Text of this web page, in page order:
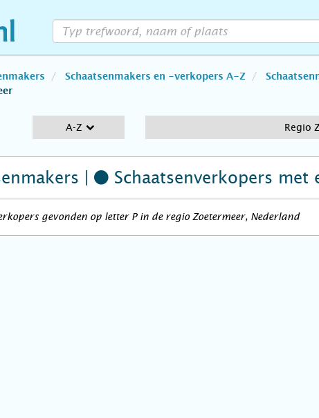
Schaatsenmakers en -verkopers A-Z
A-Z Regio
| Schaatsenverkopers met
gevonden op letter P in de regio Zoetermeer, Nederland